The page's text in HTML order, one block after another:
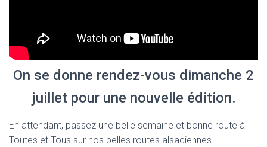
On se donne rendez-vous dimanche 2
juillet pour une nouvelle édition.
En attendant, passez une belle semaine et bonne route à
Toutes et Tous sur nos belles routes alsaciennes.